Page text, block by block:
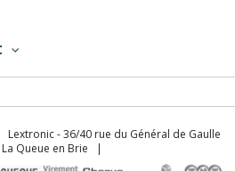
- 36/40 rue du Général de Gaulle
La Queue en Brie |